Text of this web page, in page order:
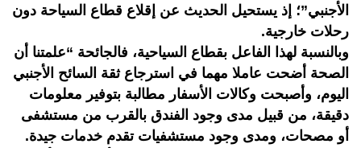
الأجنبي”؛ إذ يستحيل الحديث عن إقلاع قطاع السياحة دون
رحلات خارجية.
وبالنسبة لهذا الفاعل بقطاع السياحية، فالجائحة “علمتنا أن
الصحة أضحت عاملا مهما في استرجاع ثقة السائح الأجنبي
اليوم، وأصبحت وكالات الأسفار مطالبة بتوفير معلومات
دقيقة، من قبيل مدى وجود الفندق بالقرب من مستشفى
أو مصحات، ومدى وجود مستشفيات تقدم خدمات جيدة.